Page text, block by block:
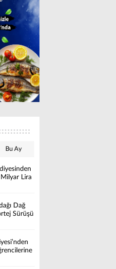
Bu Ay
Lira
Dağ
Sürüşü